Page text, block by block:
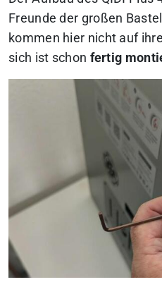
Freunde der großen
kommen hier nicht auf
sich ist schon fertig